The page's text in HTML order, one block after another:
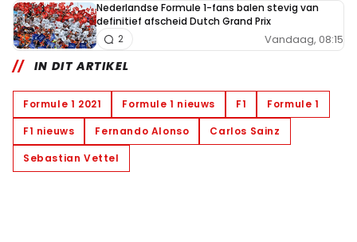
Nederlandse Formule 1-fans balen stevig van
definitief afscheid Dutch Grand Prix
Vandaag, 08:15
2
IN DIT ARTIKEL
Formule 1 2021 Formule 1 nieuws F1
Formule 1
F1 nieuws
Fernando Alonso
Carlos Sainz
Sebastian Vettel